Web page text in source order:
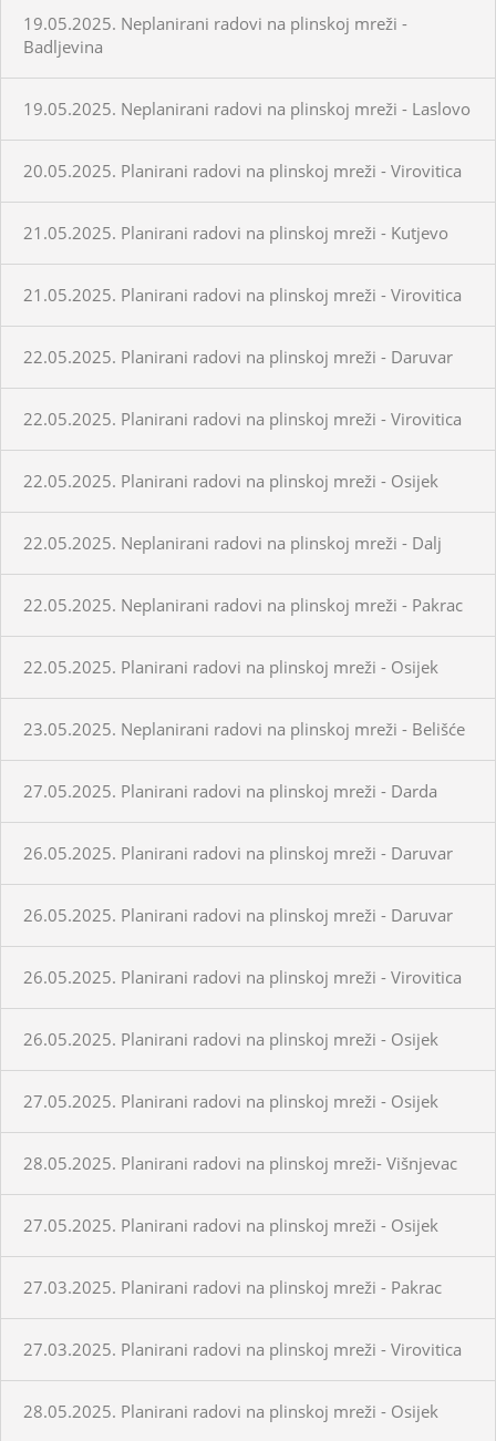
19.05.2025. Neplanirani radovi na plinskoj mreži -
Badljevina
19.05.2025. Neplanirani radovi na plinskoj mreži - Laslovo
20.05.2025. Planirani radovi na plinskoj mreži - Virovitica
21.05.2025. Planirani radovi na plinskoj mreži - Kutjevo
21.05.2025. Planirani radovi na plinskoj mreži - Virovitica
22.05.2025. Planirani radovi na plinskoj mreži - Daruvar
22.05.2025. Planirani radovi na plinskoj mreži - Virovitica
22.05.2025. Planirani radovi na plinskoj mreži - Osijek
22.05.2025. Neplanirani radovi na plinskoj mreži - Dalj
22.05.2025. Neplanirani radovi na plinskoj mreži - Pakrac
22.05.2025. Planirani radovi na plinskoj mreži - Osijek
23.05.2025. Neplanirani radovi na plinskoj mreži - Belišće
27.05.2025. Planirani radovi na plinskoj mreži - Darda
26.05.2025. Planirani radovi na plinskoj mreži - Daruvar
26.05.2025. Planirani radovi na plinskoj mreži - Daruvar
26.05.2025. Planirani radovi na plinskoj mreži - Virovitica
26.05.2025. Planirani radovi na plinskoj mreži - Osijek
27.05.2025. Planirani radovi na plinskoj mreži - Osijek
28.05.2025. Planirani radovi na plinskoj mreži- Višnjevac
27.05.2025. Planirani radovi na plinskoj mreži - Osijek
27.03.2025. Planirani radovi na plinskoj mreži - Pakrac
27.03.2025. Planirani radovi na plinskoj mreži - Virovitica
28.05.2025. Planirani radovi na plinskoj mreži - Osijek